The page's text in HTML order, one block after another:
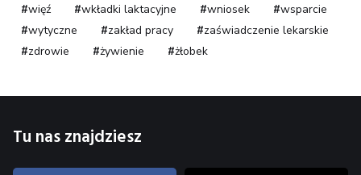
więź
wkładki laktacyjne wniosek
wsparcie
wytyczne
zakład pracy
zaświadczenie lekarskie
zdrowie
żywienie żłobek
Tu nas znajdziesz